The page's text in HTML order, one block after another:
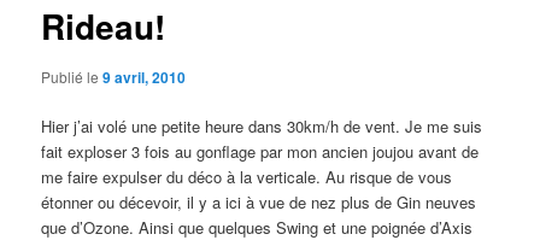
Rideau!
Publié le9 avril, 2010
Hier j’ai volé une petite heure dans 30km/h de vent. Je me suis
fait exploser 3 fois au gonflage par mon ancien joujou avant de
me faire expulser du déco à la verticale. Au risque de vous
étonner ou décevoir, il y a ici à vue de nez plus de Gin neuves
que d’Ozone. Ainsi que quelques Swing et une poignée d’Axis